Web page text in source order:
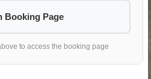
Booking Page
to access the booking page